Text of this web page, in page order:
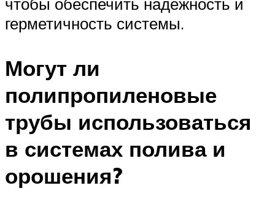
герметичность системы.
Могут ли
полипропиленовые
трубы использоваться
в системах полива и
орошения?